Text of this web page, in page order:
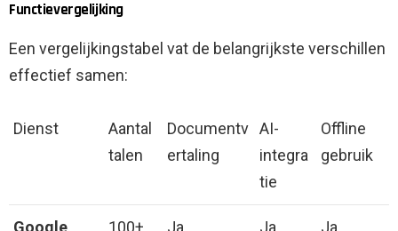
Functievergelijking
Een vergelijkingstabel vat de belangrijkste verschillen
effectief samen:
Dienst
Aantal
talen
Documentv
ertaling
AI-
integra
tie
Offline
gebruik
Google
100+ Ja Ja Ja